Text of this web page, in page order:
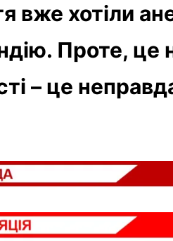
вже хотіли
Проте, це
– це